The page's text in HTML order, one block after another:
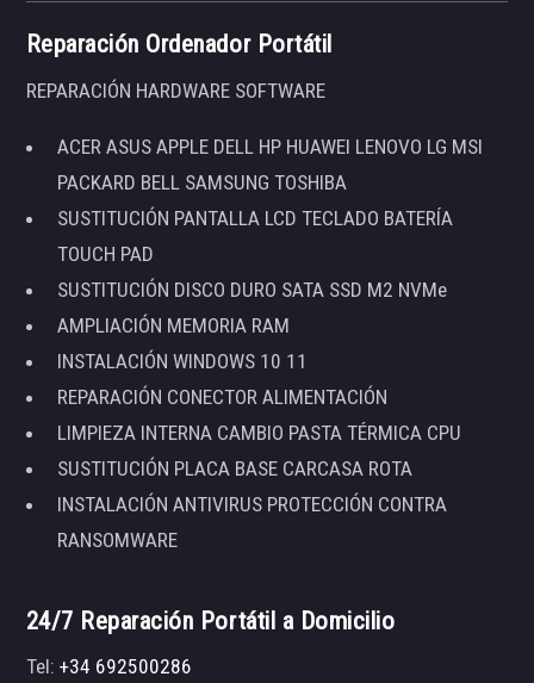
Reparación Ordenador Portátil
REPARACIÓN HARDWARE SOFTWARE
ACER ASUS APPLE DELL HP HUAWEI LENOVO LG MSI
PACKARD BELL SAMSUNG TOSHIBA
SUSTITUCIÓN PANTALLA LCD TECLADO BATERÍA
TOUCH PAD
SUSTITUCIÓN DISCO DURO SATA SSD M2 NVMe
AMPLIACIÓN MEMORIA RAM
INSTALACIÓN WINDOWS 10 11
REPARACIÓN CONECTOR ALIMENTACIÓN
LIMPIEZA INTERNA CAMBIO PASTA TÉRMICA CPU
SUSTITUCIÓN PLACA BASE CARCASA ROTA
INSTALACIÓN ANTIVIRUS PROTECCIÓN CONTRA
RANSOMWARE
24/7 Reparación Portátil a Domicilio
Tel:+34 692500286